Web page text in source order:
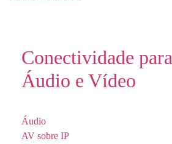
Conectividade para
Áudio e Vídeo
Áudio
AV sobre IP